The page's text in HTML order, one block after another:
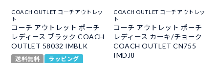
COACH OUTLET コーチアウトレッ
ト
コーチ アウトレット ポーチ
レディース ブラック COACH
OUTLET 58032 IMBLK
送料無料
ラッピング
COACH OUTLET コーチアウトレッ
ト
コーチ アウトレット ポーチ
レディース カーキ/チョーク
COACH OUTLET CN755
IMDJ8